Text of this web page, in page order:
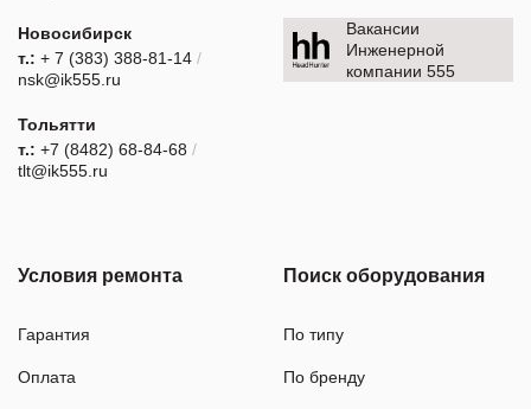
Новосибирск
т.: + 7 (383) 388-81-14 /
nsk@ik555.ru
Тольятти
т.: +7 (8482) 68-84-68 /
tlt@ik555.ru
Вакансии
Инженерной
компании 555
Условия ремонта
Гарантия
Оплата
Поиск оборудования
По типу
По бренду